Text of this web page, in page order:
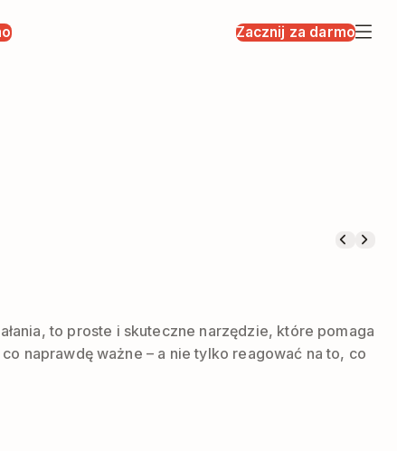
Zacznij za darmo
to proste i skuteczne narzędzie, które pomaga
naprawdę ważne – a nie tylko reagować na to, co